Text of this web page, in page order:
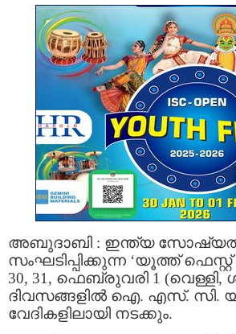
അബുദാബി : ഇന്ത്യ സോഷ്യൽ
സംഘടിപ്പിക്കുന്ന ‘യൂത്ത് ഫെസ്റ്റ്
30, 31, ഫെബ്രുവരി 1 (വെള്ളി,
ദിവസങ്ങളിൽ ഐ. എസ്. സി.
വേദികളിലായി നടക്കും.